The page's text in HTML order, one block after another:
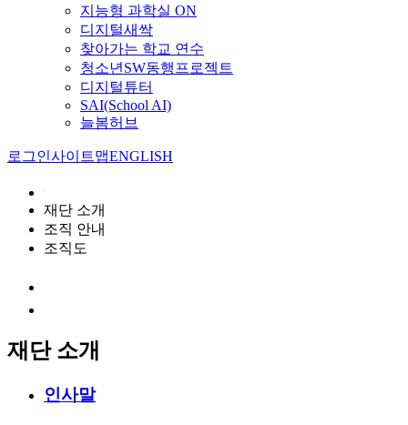
지능형 과학실 ON
디지털새싹
찾아가는 학교 연수
청소년SW동행프로젝트
디지털튜터
SAI(School AI)
늘봄허브
로그인사이트맵ENGLISH
재단 소개
조직 안내
조직도
재단 소개
인사말